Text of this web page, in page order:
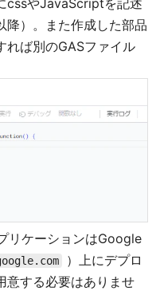
cssやJavaScriptを記述
降）。また作成した部品
れば別のGASファイル
リケーションはGoogle
）上にデプロ
意する必要はありませ